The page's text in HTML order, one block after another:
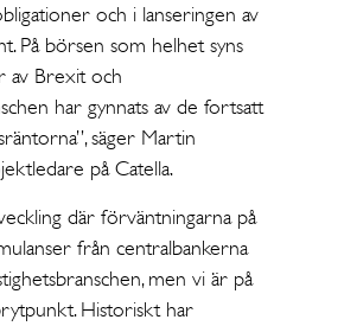
och i lanseringen av
På börsen som helhet syns
av Brexit och
har gynnats av de fortsatt
säger Martin
på Catella.
där förväntningarna på
från centralbankerna
men vi är på
Historiskt har